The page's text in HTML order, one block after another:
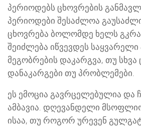
პერიოდებს ცხოვრების
პერიოდები შესაძლოა
ცხოვრება ბოლომდე ხელს
შეიძლება იწვევდეს საყვარელი
მეგობრების დაკარგვა, თუ
დანაკარგები თუ პრობლემები.
ეს ემოცია გავრცელებულია და
ამბავია. დღევანდელი
ისაა, თუ როგორ ურევენ